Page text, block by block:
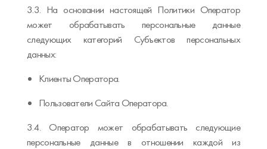
3.3. На основании настоящей Политики Оператор
может обрабатывать персональные данные
следующих категорий Субъектов персональных
данных:
Клиенты Оператора.
Пользователи Сайта Оператора.
3.4. Оператор может обрабатывать следующие
персональные данные в отношении каждой из